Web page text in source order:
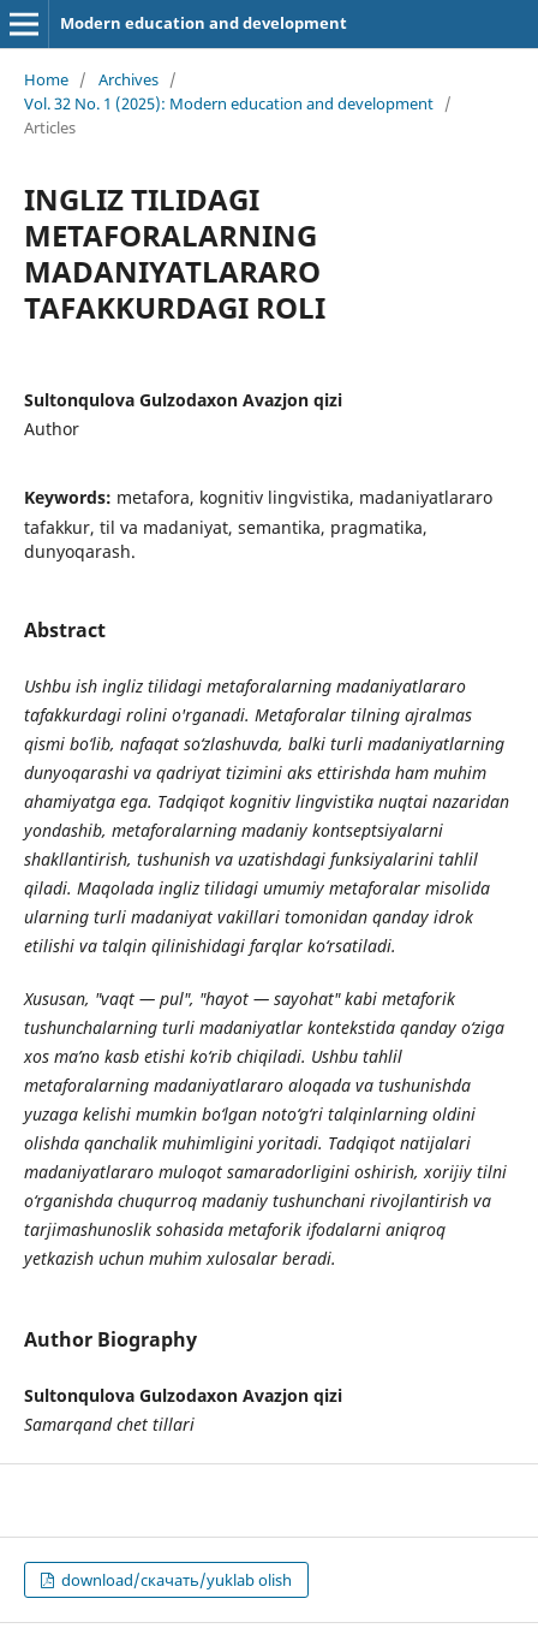
Modern education and development
Home / Archives /
Vol. 32 No. 1 (2025): Modern education and development /
Articles
INGLIZ TILIDAGI
METAFORALARNING
MADANIYATLARARO
TAFAKKURDAGI ROLI
Sultonqulova Gulzodaxon Avazjon qizi
Author
Keywords: metafora, kognitiv lingvistika, madaniyatlararo
tafakkur, til va madaniyat, semantika, pragmatika,
dunyoqarash.
Abstract
Ushbu ish ingliz tilidagi metaforalarning madaniyatlararo
tafakkurdagi rolini o'rganadi. Metaforalar tilning ajralmas
qismi bo‘lib, nafaqat so‘zlashuvda, balki turli madaniyatlarning
dunyoqarashi va qadriyat tizimini aks ettirishda ham muhim
ahamiyatga ega. Tadqiqot kognitiv lingvistika nuqtai nazaridan
yondashib, metaforalarning madaniy kontseptsiyalarni
shakllantirish, tushunish va uzatishdagi funksiyalarini tahlil
qiladi. Maqolada ingliz tilidagi umumiy metaforalar misolida
ularning turli madaniyat vakillari tomonidan qanday idrok
etilishi va talqin qilinishidagi farqlar ko‘rsatiladi.
Xususan, "vaqt — pul", "hayot — sayohat" kabi metaforik
tushunchalarning turli madaniyatlar kontekstida qanday o‘ziga
xos ma’no kasb etishi ko‘rib chiqiladi. Ushbu tahlil
metaforalarning madaniyatlararo aloqada va tushunishda
yuzaga kelishi mumkin bo‘lgan noto‘g‘ri talqinlarning oldini
olishda qanchalik muhimligini yoritadi. Tadqiqot natijalari
madaniyatlararo muloqot samaradorligini oshirish, xorijiy tilni
o‘rganishda chuqurroq madaniy tushunchani rivojlantirish va
tarjimashunoslik sohasida metaforik ifodalarni aniqroq
yetkazish uchun muhim xulosalar beradi.
Author Biography
Sultonqulova Gulzodaxon Avazjon qizi
Samarqand chet tillari
download/скачать/yuklab olish